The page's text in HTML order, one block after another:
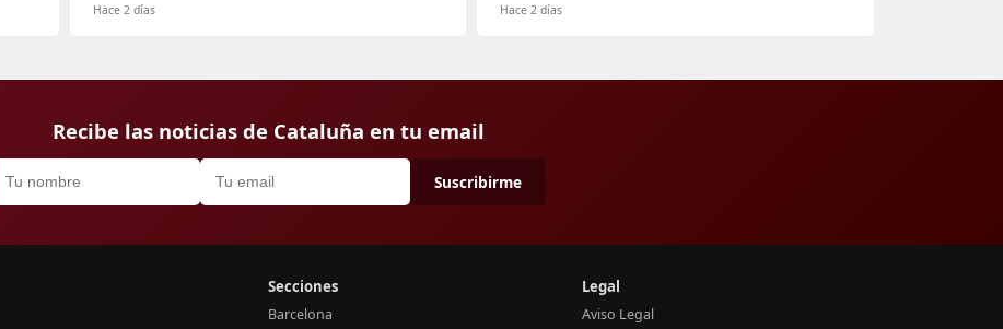
Hace 2 días Hace 2 días
Recibe las noticias de Cataluña en tu email
Suscribirme
Secciones
Barcelona
Legal
Aviso Legal